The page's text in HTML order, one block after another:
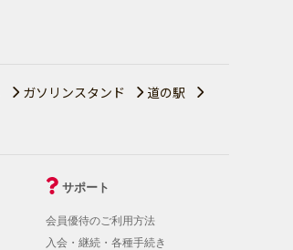
ガソリンスタンド
道の駅
サポート
会員優待のご利用方法
入会・継続・各種手続き